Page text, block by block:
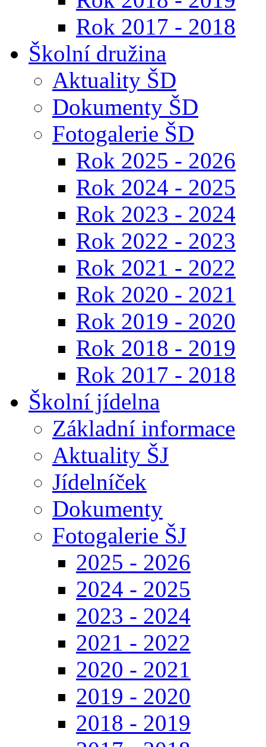
Rok 2017 - 2018
Školní družina
Aktuality ŠD
Dokumenty ŠD
Fotogalerie ŠD
Rok 2025 - 2026
Rok 2024 - 2025
Rok 2023 - 2024
Rok 2022 - 2023
Rok 2021 - 2022
Rok 2020 - 2021
Rok 2019 - 2020
Rok 2018 - 2019
Rok 2017 - 2018
Školní jídelna
Základní informace
Aktuality ŠJ
Jídelníček
Dokumenty
Fotogalerie ŠJ
2025 - 2026
2024 - 2025
2023 - 2024
2021 - 2022
2020 - 2021
2019 - 2020
2018 - 2019